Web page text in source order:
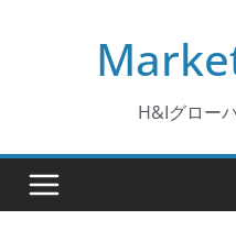
H&Iグロー